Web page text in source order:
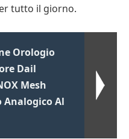
tutto il giorno.
Orologio
Dail
Mesh
Al